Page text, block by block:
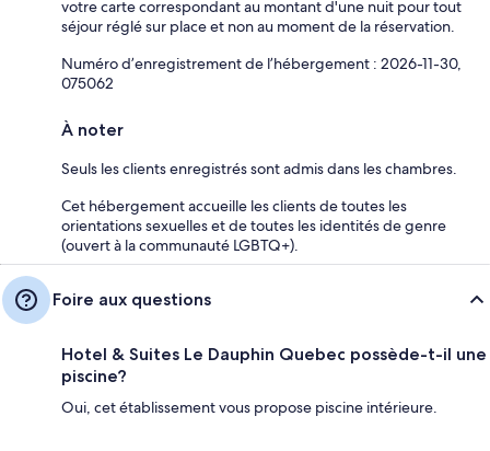
votre carte correspondant au montant d'une nuit pour tout
séjour réglé sur place et non au moment de la réservation.
Numéro d’enregistrement de l’hébergement : 2026-11-30,
075062
À noter
Seuls les clients enregistrés sont admis dans les chambres.
Cet hébergement accueille les clients de toutes les
orientations sexuelles et de toutes les identités de genre
(ouvert à la communauté LGBTQ+).
Foire aux questions
Hotel & Suites Le Dauphin Quebec possède-t-il une
piscine?
Oui, cet établissement vous propose piscine intérieure.